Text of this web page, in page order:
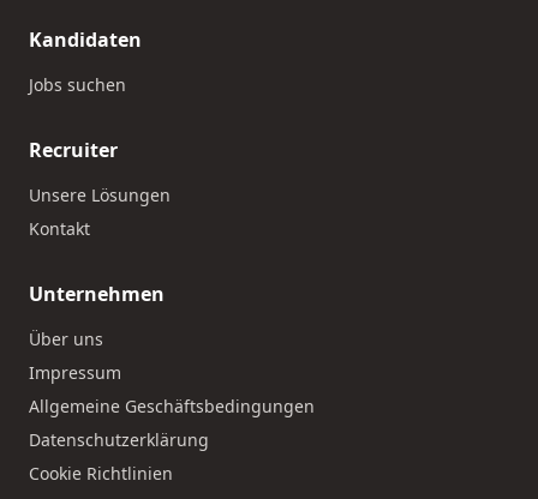
Kandidaten
Jobs suchen
Recruiter
Unsere Lösungen
Kontakt
Unternehmen
Über uns
Impressum
Allgemeine Geschäftsbedingungen
Datenschutzerklärung
Cookie Richtlinien